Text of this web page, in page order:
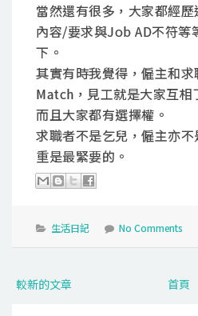
當然還有很多，大家都經
內容/要求與Job AD不符等
下。
其實有時我覺得，僱主和
Match，見工就是大家互相
而且大家都有選擇權。
求職者不是乞兒，僱主亦
重是最緊要的。
生活日記 No Comments
較新的文章 首頁